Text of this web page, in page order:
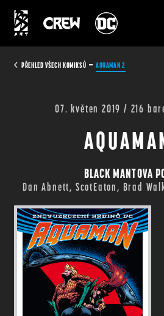
PŘEHLED VŠECH KOMIKSŮ AQUAMAN 2
07. květen 2019 / 216
BLACK MANTOVA
Dan Abnett, ScotEaton, Brad